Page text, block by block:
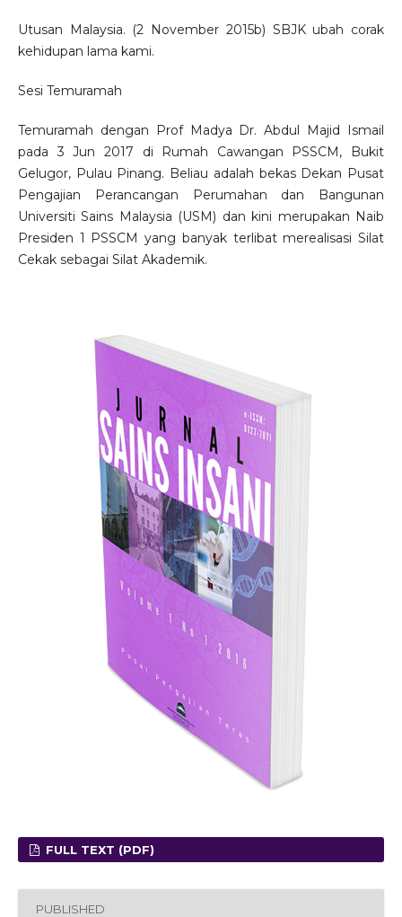
Utusan Malaysia. (2 November 2015b) SBJK ubah corak
kehidupan lama kami.
Sesi Temuramah
Temuramah dengan Prof Madya Dr. Abdul Majid Ismail
pada 3 Jun 2017 di Rumah Cawangan PSSCM, Bukit
Gelugor, Pulau Pinang. Beliau adalah bekas Dekan Pusat
Pengajian Perancangan Perumahan dan Bangunan
Universiti Sains Malaysia (USM) dan kini merupakan Naib
Presiden 1 PSSCM yang banyak terlibat merealisasi Silat
Cekak sebagai Silat Akademik.
FULL TEXT (PDF)
PUBLISHED